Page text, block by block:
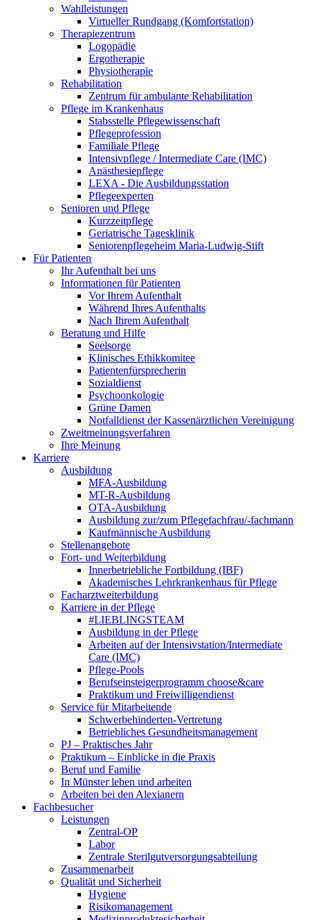
Wahlleistungen
Virtueller Rundgang (Komfortstation)
Therapiezentrum
Logopädie
Ergotherapie
Physiotherapie
Rehabilitation
Zentrum für ambulante Rehabilitation
Pflege im Krankenhaus
Stabsstelle Pflegewissenschaft
Pflegeprofession
Familiale Pflege
Intensivpflege / Intermediate Care (IMC)
Anästhesiepflege
LEXA - Die Ausbildungsstation
Pflegeexperten
Senioren und Pflege
Kurzzeitpflege
Geriatrische Tagesklinik
Seniorenpflegeheim Maria-Ludwig-Stift
Für Patienten
Ihr Aufenthalt bei uns
Informationen für Patienten
Vor Ihrem Aufenthalt
Während Ihres Aufenthalts
Nach Ihrem Aufenthalt
Beratung und Hilfe
Seelsorge
Klinisches Ethikkomitee
Patientenfürsprecherin
Sozialdienst
Psychoonkologie
Grüne Damen
Notfalldienst der Kassenärztlichen Vereinigung
Zweitmeinungsverfahren
Ihre Meinung
Karriere
Ausbildung
MFA-Ausbildung
MT-R-Ausbildung
OTA-Ausbildung
Ausbildung zur/zum Pflegefachfrau/-fachmann
Kaufmännische Ausbildung
Stellenangebote
Fort- und Weiterbildung
Innerbetriebliche Fortbildung (IBF)
Akademisches Lehrkrankenhaus für Pflege
Facharztweiterbildung
Karriere in der Pflege
#LIEBLINGSTEAM
Ausbildung in der Pflege
Arbeiten auf der Intensivstation/Intermediate
Care (IMC)
Pflege-Pools
Berufseinsteigerprogramm choose&care
Praktikum und Freiwilligendienst
Service für Mitarbeitende
Schwerbehinderten-Vertretung
Betriebliches Gesundheitsmanagement
PJ – Praktisches Jahr
Praktikum – Einblicke in die Praxis
Beruf und Familie
In Münster leben und arbeiten
Arbeiten bei den Alexianern
Fachbesucher
Leistungen
Zentral-OP
Labor
Zentrale Sterilgutversorgungsabteilung
Zusammenarbeit
Qualität und Sicherheit
Hygiene
Risikomanagement